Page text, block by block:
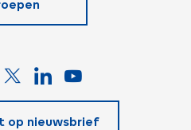
op nieuwsbrief